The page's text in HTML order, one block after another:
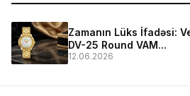
Zamanın Lüks İfadəsi:
DV-25 Round VAM...
12.06.2026